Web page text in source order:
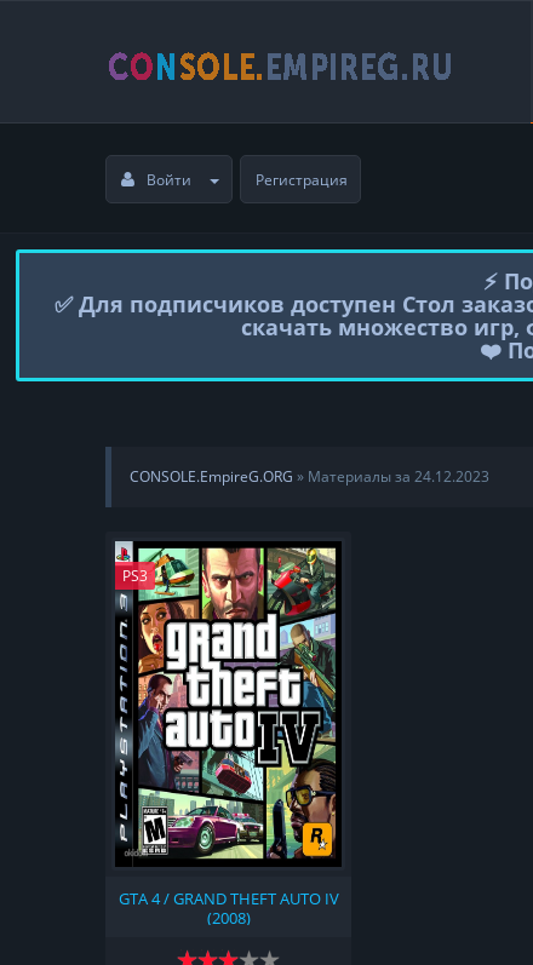
Войти Регистрация
⚡️
✅ Для подписчиков доступен Стол
скачать множество
❤️
CONSOLE.EmpireG.ORG » Материалы за 24.12.2023
PS3
GTA 4 / GRAND THEFT AUTO IV
(2008)